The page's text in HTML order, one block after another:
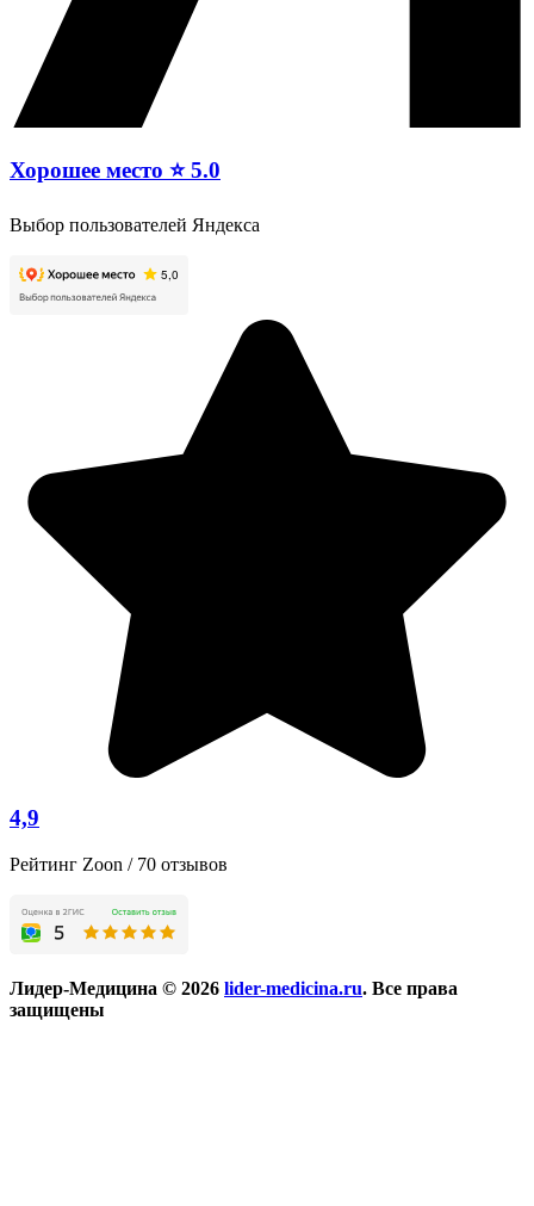
Хорошее место ⭐ 5.0
Выбор пользователей Яндекса
4,9
Рейтинг Zoon / 70 отзывов
Лидер-Медицина © 2026 lider-medicina.ru. Все права
защищены